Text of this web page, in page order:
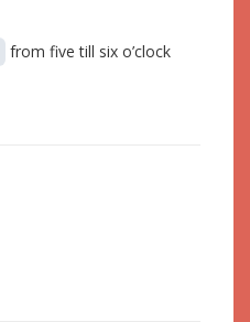
from five till six o’clock